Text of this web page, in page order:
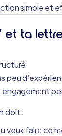
simple
et ta
peu
doit :
veux faire ce